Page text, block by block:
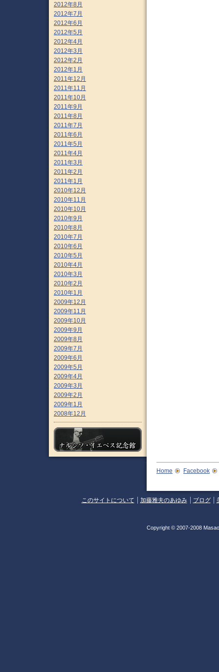
2012年8月
2012年7月
2012年6月
2012年5月
2012年4月
2012年3月
2012年2月
2012年1月
2011年12月
2011年11月
2011年10月
2011年9月
2011年8月
2011年7月
2011年6月
2011年5月
2011年4月
2011年3月
2011年2月
2011年1月
2010年12月
2010年11月
2010年10月
2010年9月
2010年8月
2010年7月
2010年6月
2010年5月
2010年4月
2010年3月
2010年2月
2010年1月
2009年12月
2009年11月
2009年10月
2009年9月
2009年8月
2009年7月
2009年6月
2009年5月
2009年4月
2009年3月
2009年2月
2009年1月
2008年12月
Home Facebook
このサイトについて 加藤雅夫のあゆみ ブログ
Copyright © 2007-2008